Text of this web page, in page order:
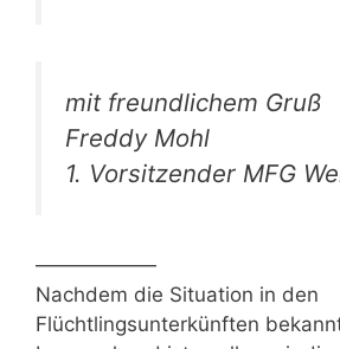
mit freundlichem Gruß
Freddy Mohl
1. Vorsitzender MFG
——————
Nachdem die Situation in den
Flüchtlingsunterkünften